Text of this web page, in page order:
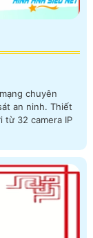
chuyên
ninh. Thiết
từ 32 camera IP